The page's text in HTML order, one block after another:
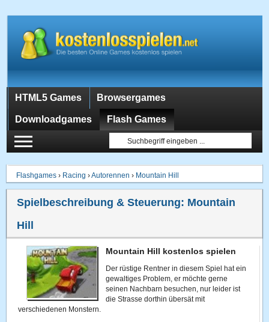
HTML5 Games Browsergames
Downloadgames Flash Games
Flashgames › Racing ›Autorennen › Mountain Hill
Spielbeschreibung & Steuerung: Mountain
Hill
Mountain Hill kostenlos spielen
Der rüstige Rentner in diesem Spiel hat ein
gewaltiges Problem, er möchte gerne
seinen Nachbarn besuchen, nur leider ist
die Strasse dorthin übersät mit
verschiedenen Monstern.